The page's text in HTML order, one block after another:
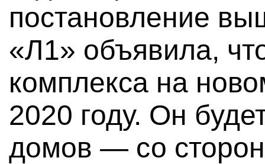
постановление
«Л1» объявила,
комплекса на
2020 году. Он
домов — со